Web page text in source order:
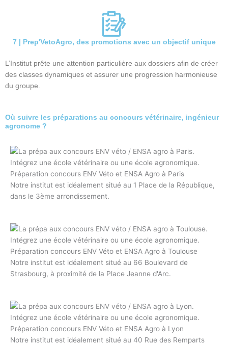
7 | Prep'VetoAgro, des promotions avec un objectif unique
L’Institut prête une attention particulière aux dossiers afin de créer
des classes dynamiques et assurer une progression harmonieuse
du groupe.
Où suivre les préparations au concours vétérinaire, ingénieur
agronome ?
Préparation concours ENV Véto et ENSA Agro à Paris
Notre institut est idéalement situé au 1 Place de la République,
dans le 3ème arrondissement.
Préparation concours ENV Véto et ENSA Agro à Toulouse
Notre institut est idéalement situé au 66 Boulevard de
Strasbourg, à proximité de la Place Jeanne d'Arc.
Préparation concours ENV Véto et ENSA Agro à Lyon
Notre institut est idéalement situé au 40 Rue des Remparts